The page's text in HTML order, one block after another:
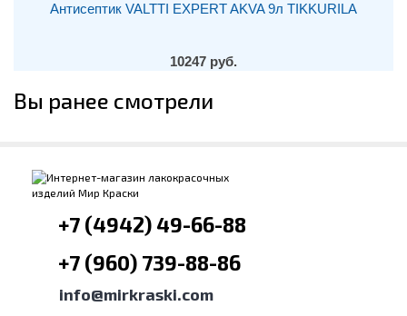
Антисептик VALTTI EXPERT AKVA 9л TIKKURILA
10247 руб.
Вы ранее смотрели
+7 (4942) 49-66-88
+7 (960) 739-88-86
info@mirkraski.com